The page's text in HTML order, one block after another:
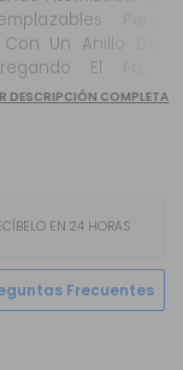
Pero
Un Anillo De
El Fácil
DESCRIPCIÓN COMPLETA
EN 24 HORAS
Frecuentes